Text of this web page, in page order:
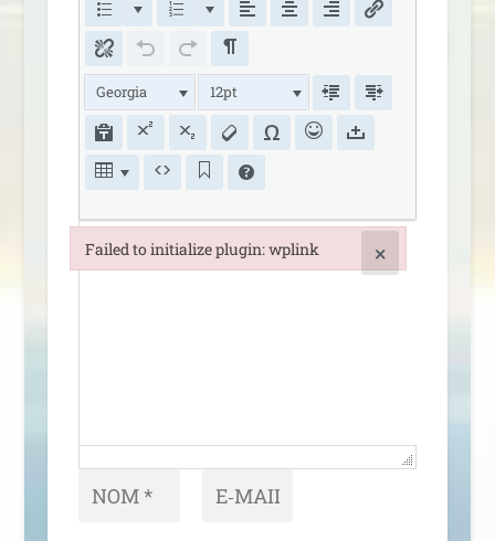
Georgia 12pt
Failed to initialize plugin: wplink ×
Failed to initialize plugin: wplink